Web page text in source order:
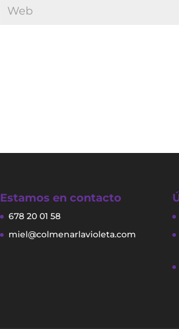
Estamos en contacto
678 20 01 58
miel@colmenarlavioleta.com